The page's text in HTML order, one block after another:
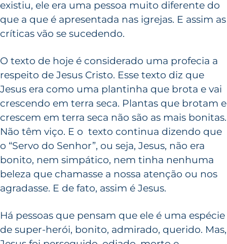
existiu, ele era uma pessoa muito diferente do
que a que é apresentada nas igrejas. E assim as
críticas vão se sucedendo.
O texto de hoje é considerado uma profecia a
respeito de Jesus Cristo. Esse texto diz que
Jesus era como uma plantinha que brota e vai
crescendo em terra seca. Plantas que brotam e
crescem em terra seca não são as mais bonitas.
Não têm viço. E o texto continua dizendo que
o “Servo do Senhor”, ou seja, Jesus, não era
bonito, nem simpático, nem tinha nenhuma
beleza que chamasse a nossa atenção ou nos
agradasse. E de fato, assim é Jesus.
Há pessoas que pensam que ele é uma espécie
de super-herói, bonito, admirado, querido. Mas,